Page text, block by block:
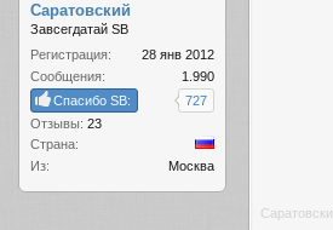
Саратовский
Завсегдатай SB
Регистрация:
28 янв 2012
Сообщения:
1.990
Спасибо SB:
727
Отзывы: 23
Страна:
Из:
Москва